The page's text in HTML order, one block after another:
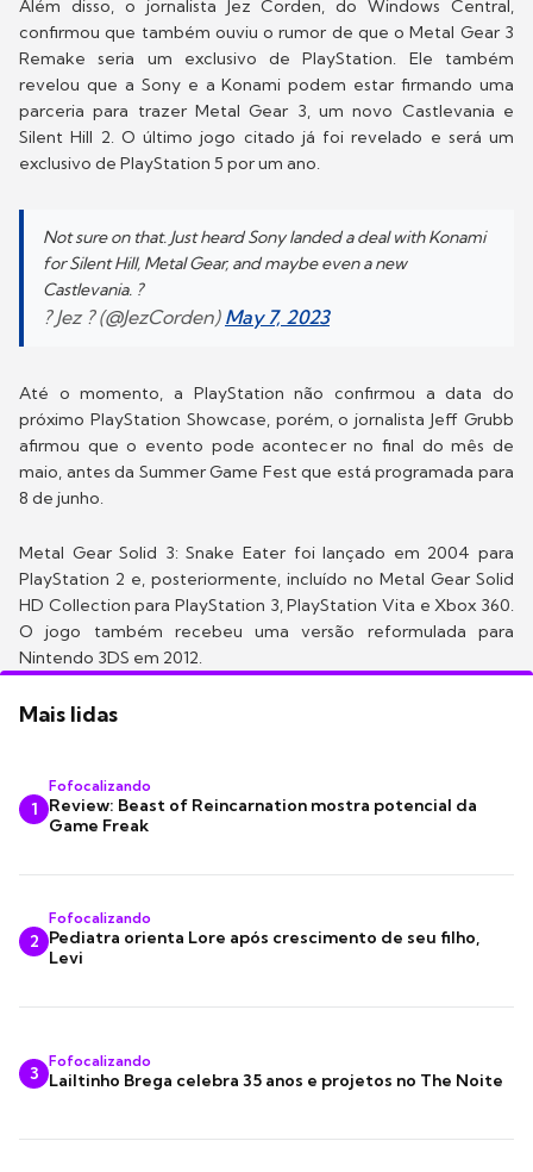
Além disso, o jornalista Jez Corden, do Windows Central,
confirmou que também ouviu o rumor de que o Metal Gear 3
Remake seria um exclusivo de PlayStation. Ele também
revelou que a Sony e a Konami podem estar firmando uma
parceria para trazer Metal Gear 3, um novo Castlevania e
Silent Hill 2. O último jogo citado já foi revelado e será um
exclusivo de PlayStation 5 por um ano.
Not sure on that. Just heard Sony landed a deal with Konami
for Silent Hill, Metal Gear, and maybe even a new
Castlevania. ?
? Jez ? (@JezCorden) May 7, 2023
Até o momento, a PlayStation não confirmou a data do
próximo PlayStation Showcase, porém, o jornalista Jeff Grubb
afirmou que o evento pode acontecer no final do mês de
maio, antes da Summer Game Fest que está programada para
8 de junho.
Metal Gear Solid 3: Snake Eater foi lançado em 2004 para
PlayStation 2 e, posteriormente, incluído no Metal Gear Solid
HD Collection para PlayStation 3, PlayStation Vita e Xbox 360.
O jogo também recebeu uma versão reformulada para
Nintendo 3DS em 2012.
Mais lidas
1
Fofocalizando
Review: Beast of Reincarnation mostra potencial da
Game Freak
2
Fofocalizando
Pediatra orienta Lore após crescimento de seu filho,
Levi
3
Fofocalizando
Lailtinho Brega celebra 35 anos e projetos no The Noite